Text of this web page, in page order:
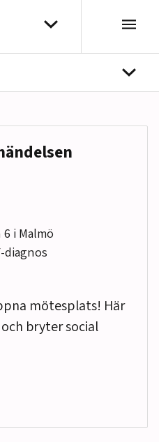
Välj distrikt
i Malmö
diagnos
mötesplats! Här
bryter social